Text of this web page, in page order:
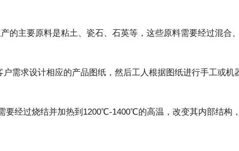
的主要原料是粘土、瓷石、石英等，这些原料需要经过混合
需求设计相应的产品图纸，然后工人根据图纸进行手工或机
要经过烧结并加热到1200℃-1400℃的高温，改变其内部结构